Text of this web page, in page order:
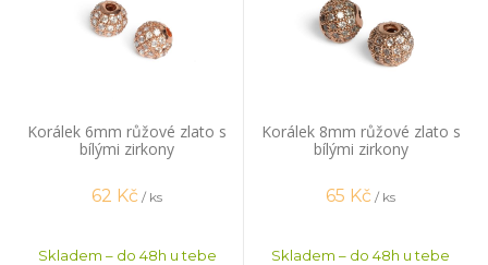
Korálek 6mm růžové zlato s
bílými zirkony
62 Kč / ks
Skladem – do 48h u tebe
Korálek 8mm růžové zlato s
bílými zirkony
65 Kč / ks
Skladem – do 48h u tebe